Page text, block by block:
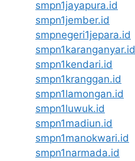
smpn1jayapura.id
smpn1jember.id
smpnegeri1jepara.id
smpn1karanganyar.id
smpn1kendari.id
smpn1kranggan.id
smpn1lamongan.id
smpn1luwuk.id
smpn1madiun.id
smpn1manokwari.id
smpn1narmada.id